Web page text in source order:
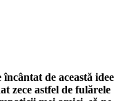
de această idee
zece astfel de fulărele